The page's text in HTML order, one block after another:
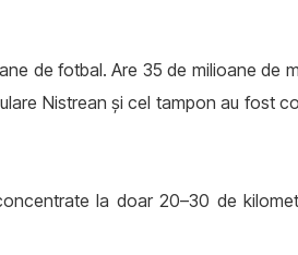
de fotbal. Are 35 de milioane de
Nistrean și cel tampon au fost
la doar 20–30 de